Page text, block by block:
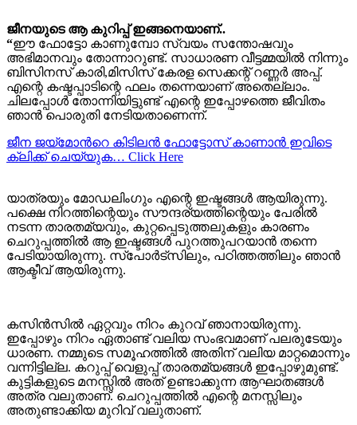
ജീനയുടെ ആ കുറിപ്പ് ഇങ്ങനെയാണ്..
“ഈ ഫോട്ടോ കാണുമ്പോ സ്വയം സന്തോഷവും
അഭിമാനവും തോന്നാറുണ്ട്. സാധാരണ വീട്ടമ്മയിൽ നിന്നും
ബിസിനസ്‌ കാരി,മിസിസ് കേരള സെക്കന്റ്‌ റണ്ണർ അപ്പ്‌.
എന്റെ കഷ്ടപ്പാടിന്റെ ഫലം തന്നെയാണ് അതെല്ലാം.
ചിലപ്പോൾ തോന്നിയിട്ടുണ്ട് എന്റെ ഇപ്പോഴത്തെ ജീവിതം
ഞാൻ പൊരുതി നേടിയതാണെന്ന്.
ജീന ജയ്മോന്‍റെ കിടിലന്‍ ഫോട്ടോസ് കാണാന്‍ ഇവിടെ
ക്ലിക്ക് ചെയ്യുക… Click Here
യാത്രയും മോഡലിംഗും എന്റെ ഇഷ്ടങ്ങൾ ആയിരുന്നു.
പക്ഷെ നിറത്തിന്റെയും സൗന്ദര്യത്തിന്റെയും പേരിൽ
നടന്ന താരതമ്യവും, കുറ്റപ്പെടുത്തലുകളും കാരണം
ചെറുപ്പത്തിൽ ആ ഇഷ്ടങ്ങൾ പുറത്തുപറയാൻ തന്നെ
പേടിയായിരുന്നു. സ്പോർട്സിലും, പഠിത്തത്തിലും ഞാൻ
ആക്ടീവ് ആയിരുന്നു.
കസിൻസിൽ ഏറ്റവും നിറം കുറവ് ഞാനായിരുന്നു.
ഇപ്പോഴും നിറം ഏതാണ്ട് വലിയ സംഭവമാണ് പലരുടേയും
ധാരണ. നമ്മുടെ സമൂഹത്തിൽ അതിന് വലിയ മാറ്റമൊന്നും
വന്നിട്ടില്ല. കറുപ്പ് വെളുപ്പ് താരതമ്യങ്ങൾ ഇപ്പോഴുമുണ്ട്.
കുട്ടികളുടെ മനസ്സിൽ അത് ഉണ്ടാക്കുന്ന ആഘാതങ്ങൾ
അത്ര വലുതാണ്. ചെറുപ്പത്തിൽ എന്റെ മനസ്സിലും
അതുണ്ടാക്കിയ മുറിവ് വലുതാണ്.